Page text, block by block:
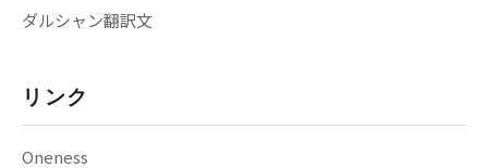
ダルシャン翻訳文
リンク
Oneness